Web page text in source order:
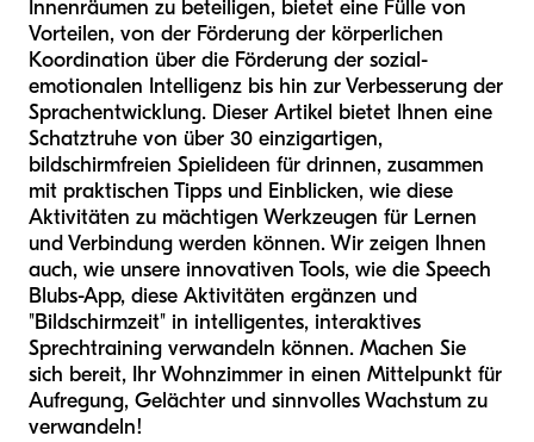
Innenräumen zu beteiligen, bietet eine Fülle von
Vorteilen, von der Förderung der körperlichen
Koordination über die Förderung der sozial-
emotionalen Intelligenz bis hin zur Verbesserung der
Sprachentwicklung. Dieser Artikel bietet Ihnen eine
Schatztruhe von über 30 einzigartigen,
bildschirmfreien Spielideen für drinnen, zusammen
mit praktischen Tipps und Einblicken, wie diese
Aktivitäten zu mächtigen Werkzeugen für Lernen
und Verbindung werden können. Wir zeigen Ihnen
auch, wie unsere innovativen Tools, wie die Speech
Blubs-App, diese Aktivitäten ergänzen und
"Bildschirmzeit" in intelligentes, interaktives
Sprechtraining verwandeln können. Machen Sie
sich bereit, Ihr Wohnzimmer in einen Mittelpunkt für
Aufregung, Gelächter und sinnvolles Wachstum zu
verwandeln!